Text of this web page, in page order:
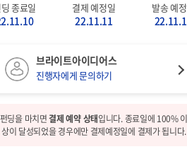
종료일 결제 예정일
22.11.11
발송 예
브라이트아이디어스
진행자에게 문의하기
펀딩을 마치면결제 예약 상태입니다. 종료일에 100% 이
상이 달성되었을 경우에만 결제예정일에 결제가 됩니다.